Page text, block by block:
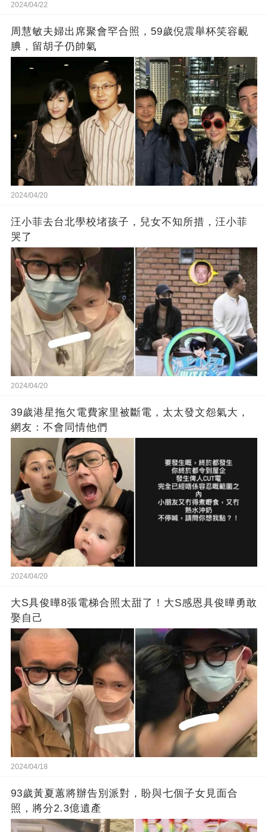
2024/04/22
周慧敏夫婦出席聚會罕合照，59歲倪震舉杯笑容靦
腆，留胡子仍帥氣
2024/04/20
汪小菲去台北學校堵孩子，兒女不知所措，汪小菲
哭了
2024/04/20
39歲港星拖欠電費家里被斷電，太太發文怨氣大，
網友：不會同情他們
2024/04/20
大S具俊曄8張電梯合照太甜了！大S感恩具俊曄勇敢
娶自己
2024/04/18
93歲黃夏蕙將辦告別派對，盼與七個子女見面合
照，將分2.3億遺產